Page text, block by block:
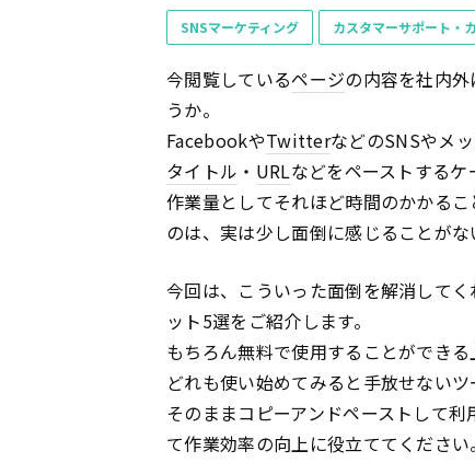
SNSマーケティング カスタマーサポート・
今閲覧しているページの内容を社内
うか。
FacebookやTwitterなどのSNSやメ
タイトル ・ URLなどをペーストするケ
作業量としてそれほど時間のかかる
のは、実は少し面倒に感じることがな
今回は、こういった面倒を解消して
ット5選をご紹介します。
もちろん無料で使用することができ
どれも使い始めてみると手放せないツ
そのままコピーアンドペーストして
て作業効率の向上に役立ててください。